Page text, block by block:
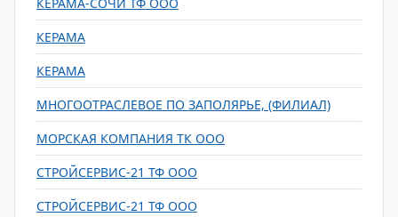
КЕРАМА
КЕРАМА
МНОГООТРАСЛЕВОЕ ПО ЗАПОЛЯРЬЕ, (ФИЛИАЛ)
МОРСКАЯ КОМПАНИЯ ТК ООО
СТРОЙСЕРВИС-21 ТФ ООО
СТРОЙСЕРВИС-21 ТФ ООО